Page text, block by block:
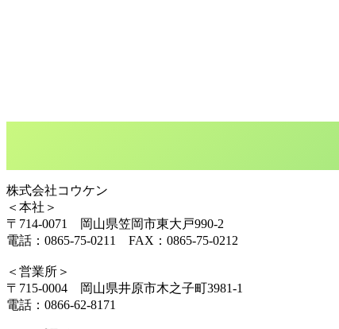
株式会社コウケン
＜本社＞
〒714-0071 岡山県笠岡市東大戸990-2
電話：0865-75-0211 FAX：0865-75-0212
＜営業所＞
〒715-0004 岡山県井原市木之子町3981-1
電話：0866-62-8171